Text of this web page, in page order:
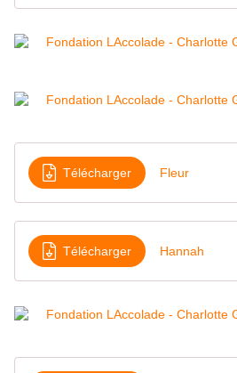
Télécharger Fleur
Télécharger Hannah